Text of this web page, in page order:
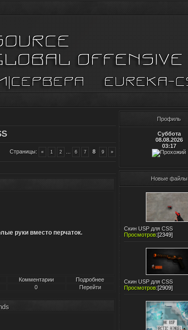
Страницы: « 1 2 6 7 8 9 »
руки вместо перчаток.
Комментарии
Подробнее
0 Перейти
Профиль
Суббота
08.08.2026
03:17
Новые файлы
Скин USP для CSS
Просмотров:[2349]
Скин USP для CSS
Просмотров:[2909]